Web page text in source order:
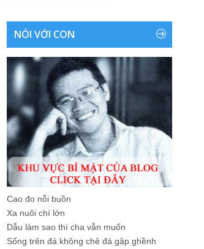
NÓI VỚI CON
Cao đo nỗi buồn
Xa nuôi chí lớn
Dẫu làm sao thì cha vẫn muốn
Sống trên đá không chê đá gập ghềnh